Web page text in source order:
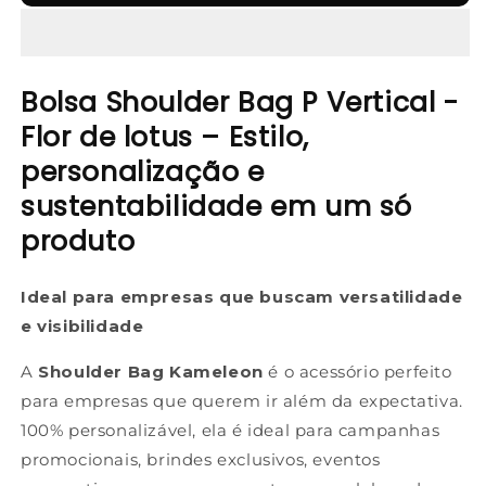
Bolsa Shoulder Bag P Vertical -
Flor de lotus – Estilo,
personalização e
sustentabilidade em um só
produto
Ideal para empresas que buscam versatilidade
e visibilidade
A Shoulder Bag Kameleon é o acessório perfeito
para empresas que querem ir além da expectativa.
100% personalizável, ela é ideal para campanhas
promocionais, brindes exclusivos, eventos